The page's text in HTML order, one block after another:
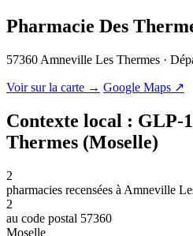
Pharmacie Des
57360 Amneville Les Thermes ·
Voir sur la carte → Google Maps ↗
Contexte local : GLP-
Thermes (Moselle)
2
pharmacies recensées à Amneville
2
au code postal 57360
Moselle